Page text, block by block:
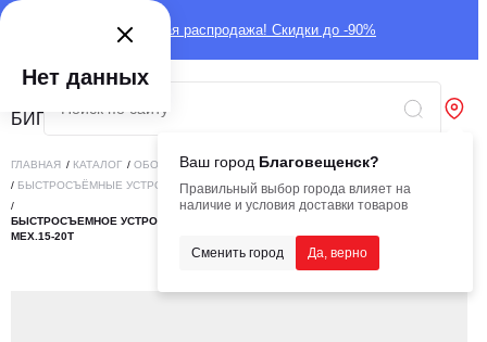
Глобальная распродажа! Скидки до -90%
Ваш город Благовещенск?
Правильный выбор города влияет на
наличие и условия доставки товаров
Сменить город Да, верно
ГЛАВНАЯ / КАТАЛОГ / ОБОРУДОВАНИЕ /НАВЕСНОЕ ОБОРУДОВАНИЕ
/ БЫСТРОСЪЁМНЫЕ УСТРОЙСТВА
/
БЫСТРОСЪЕМНОЕ УСТРОЙСТВО (КАРЕТКА) ДЛЯ ЭКСКАВАТОРА RMX (RUNMAX)
МЕХ.15-20Т
Нет данных